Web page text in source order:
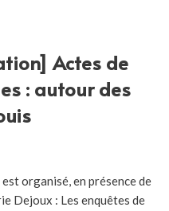
Actes de
: autour des
organisé, en présence de
Dejoux : Les enquêtes de